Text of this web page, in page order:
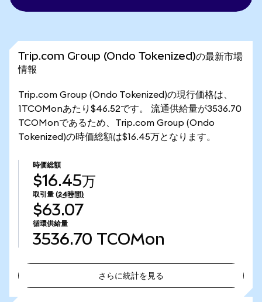
Trip.com Group (Ondo Tokenized)の最新市場
情報
Trip.com Group (Ondo Tokenized)の現行価格は、
1TCOMonあたり$46.52です。 流通供給量が3536.70
TCOMonであるため、Trip.com Group (Ondo
Tokenized)の時価総額は$16.45万となります。
時価総額
$16.45万
取引量 (24時間)
$63.07
循環供給量
3536.70 TCOMon
さらに統計を見る